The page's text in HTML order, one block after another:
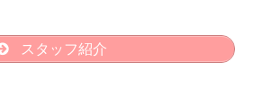
スタッフ紹介